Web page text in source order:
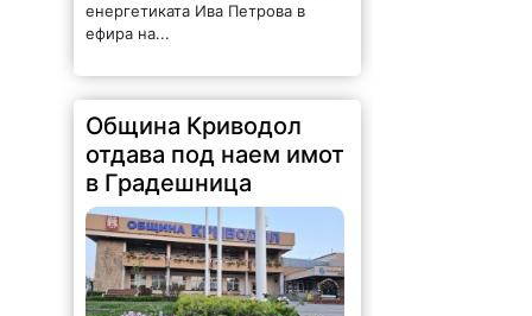
енергетиката Ива Петрова в
ефира на...
Община Криводол
отдава под наем имот
в Градешница